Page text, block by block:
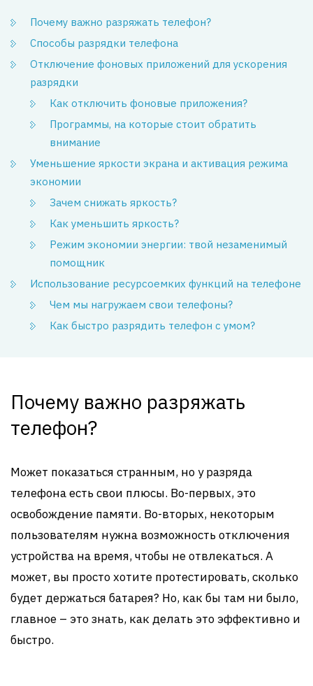
Почему важно разряжать телефон?
Способы разрядки телефона
Отключение фоновых приложений для ускорения
разрядки
Как отключить фоновые приложения?
Программы, на которые стоит обратить
внимание
Уменьшение яркости экрана и активация режима
экономии
Зачем снижать яркость?
Как уменьшить яркость?
Режим экономии энергии: твой незаменимый
помощник
Использование ресурсоемких функций на телефоне
Чем мы нагружаем свои телефоны?
Как быстро разрядить телефон с умом?
Почему важно разряжать
телефон?
Может показаться странным, но у разряда
телефона есть свои плюсы. Во-первых, это
освобождение памяти. Во-вторых, некоторым
пользователям нужна возможность отключения
устройства на время, чтобы не отвлекаться. А
может, вы просто хотите протестировать, сколько
будет держаться батарея? Но, как бы там ни было,
главное – это знать, как делать это эффективно и
быстро.